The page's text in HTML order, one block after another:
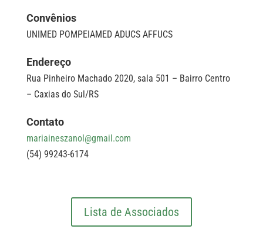
Convênios
UNIMED POMPEIAMED ADUCS AFFUCS
Endereço
Rua Pinheiro Machado 2020, sala 501 – Bairro Centro
– Caxias do Sul/RS
Contato
mariaineszanol@gmail.com
(54) 99243-6174
Lista de Associados